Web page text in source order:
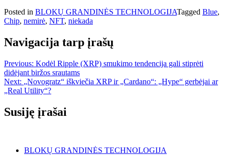
Posted in BLOKŲ GRANDINĖS TECHNOLOGIJATagged Blue,
Chip, nemirė, NFT, niekada
Navigacija tarp įrašų
Previous: Kodėl Ripple (XRP) smukimo tendencija gali stiprėti
didėjant biržos srautams
Next: „Novogratz“ iškviečia XRP ir „Cardano“: „Hype“ gerbėjai ar
„Real Utility“?
Susiję įrašai
BLOKŲ GRANDINĖS TECHNOLOGIJA